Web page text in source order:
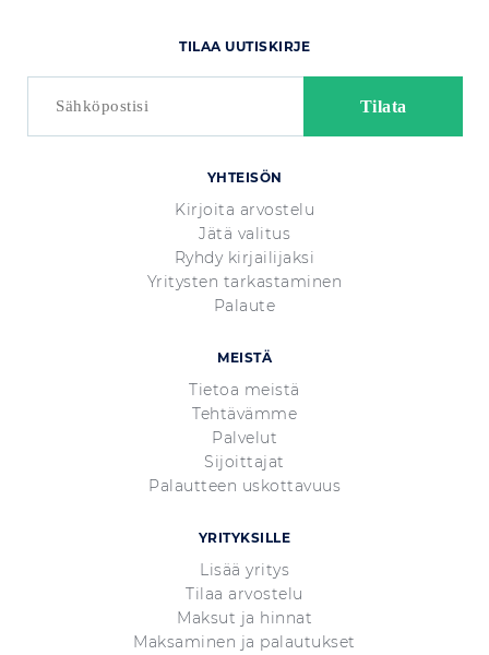
YHTEISÖN
Kirjoita arvostelu
Jätä valitus
Ryhdy kirjailijaksi
Yritysten tarkastaminen
Palaute
MEISTÄ
Tietoa meistä
Tehtävämme
Palvelut
Sijoittajat
Palautteen uskottavuus
YRITYKSILLE
Lisää yritys
Tilaa arvostelu
Maksut ja hinnat
Maksaminen ja palautukset
TILAA UUTISKIRJE